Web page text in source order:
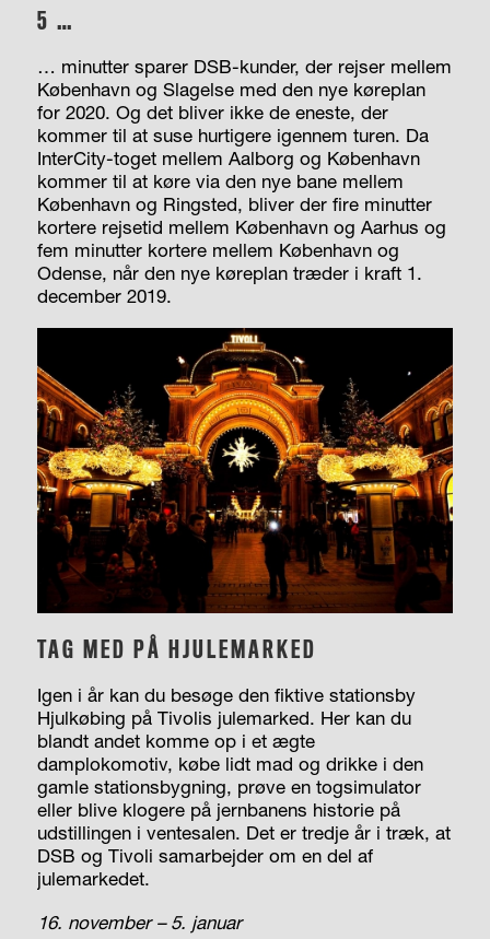
5 …
… minutter sparer DSB-kunder, der rejser mellem
København og Slagelse med den nye køreplan
for 2020. Og det bliver ikke de eneste, der
kommer til at suse hurtigere igennem turen. Da
InterCity-toget mellem Aalborg og København
kommer til at køre via den nye bane mellem
København og Ringsted, bliver der fire minutter
kortere rejsetid mellem København og Aarhus og
fem minutter kortere mellem København og
Odense, når den nye køreplan træder i kraft 1.
december 2019.
TAG MED PÅ HJULEMARKED
Igen i år kan du besøge den fiktive stationsby
Hjulkøbing på Tivolis julemarked. Her kan du
blandt andet komme op i et ægte
damplokomotiv, købe lidt mad og drikke i den
gamle stationsbygning, prøve en togsimulator
eller blive klogere på jernbanens historie på
udstillingen i ventesalen. Det er tredje år i træk, at
DSB og Tivoli samarbejder om en del af
julemarkedet.
16. november – 5. januar